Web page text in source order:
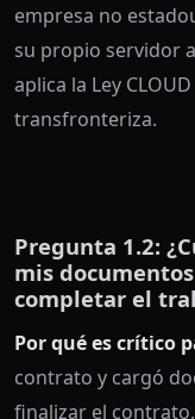
empresa no
su propio servidor
aplica la Ley
transfronteriza.
Pregunta 1.2:
mis
completar el
Por qué es crítico
contrato y cargó
finalizar el